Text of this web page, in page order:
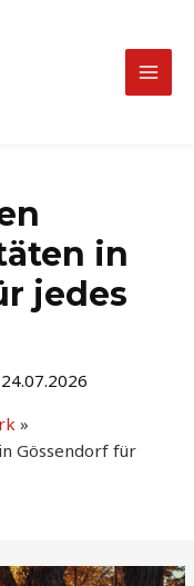
Main
in
jedes
24.07.2026
Gössendorf für